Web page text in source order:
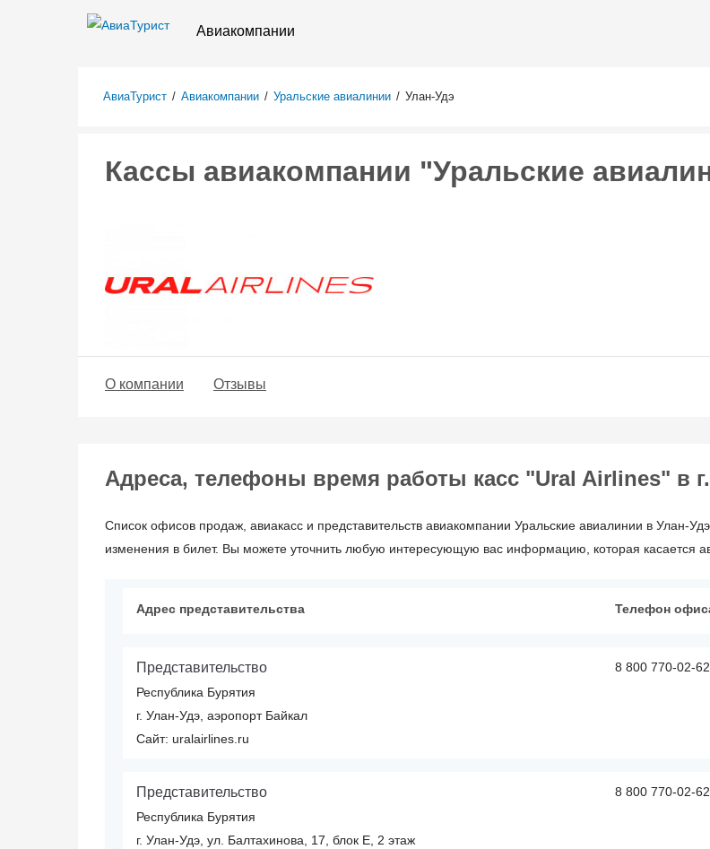
Авиакомпании
АвиаТурист / Авиакомпании / Уральские авиалинии / Улан-Удэ
Кассы авиакомпании "Уральские
О компании Отзывы
Адреса, телефоны время работы касс "Ural Airlines" в
Список офисов продаж, авиакасс и представительств авиакомпании Уральские авиалинии в Улан-
изменения в билет. Вы можете уточнить любую интересующую вас информацию, которая касается
Адрес представительства Телефон
Представительство
Республика Бурятия
г. Улан-Удэ, аэропорт Байкал
Сайт: uralairlines.ru
8 800 770-02-62
Представительство
Республика Бурятия
г. Улан-Удэ, ул. Балтахинова, 17, блок Е, 2 этаж
8 800 770-02-62